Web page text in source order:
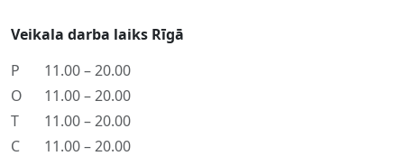
Veikala darba laiks Rīgā
P
11.00 – 20.00
O
11.00 – 20.00
T
11.00 – 20.00
C
11.00 – 20.00